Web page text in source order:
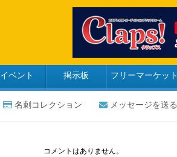
イベント 掲示板 フリーマーケット
名刺コレクション メッセージを送る
コメントはありません。